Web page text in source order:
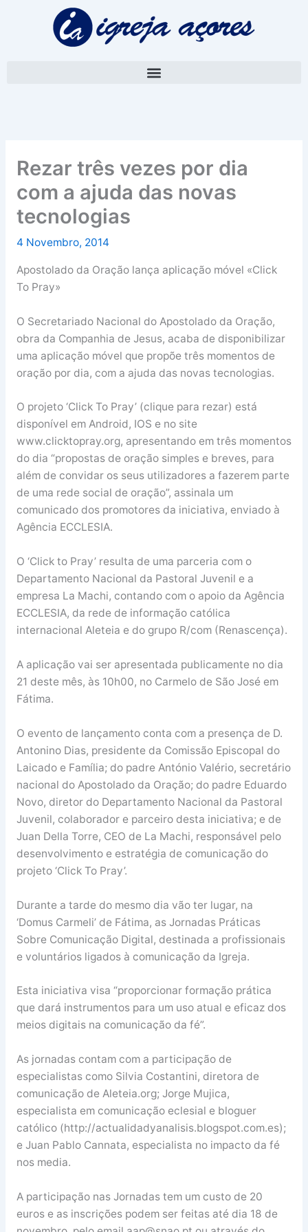
Rezar três vezes por dia
com a ajuda das novas
tecnologias
4 Novembro, 2014
Apostolado da Oração lança aplicação móvel «Click
To Pray»
O Secretariado Nacional do Apostolado da Oração,
obra da Companhia de Jesus, acaba de disponibilizar
uma aplicação móvel que propõe três momentos de
oração por dia, com a ajuda das novas tecnologias.
O projeto ‘Click To Pray’ (clique para rezar) está
disponível em Android, IOS e no site
www.clicktopray.org, apresentando em três momentos
do dia “propostas de oração simples e breves, para
além de convidar os seus utilizadores a fazerem parte
de uma rede social de oração”, assinala um
comunicado dos promotores da iniciativa, enviado à
Agência ECCLESIA.
O ‘Click to Pray’ resulta de uma parceria com o
Departamento Nacional da Pastoral Juvenil e a
empresa La Machi, contando com o apoio da Agência
ECCLESIA, da rede de informação católica
internacional Aleteia e do grupo R/com (Renascença).
A aplicação vai ser apresentada publicamente no dia
21 deste mês, às 10h00, no Carmelo de São José em
Fátima.
O evento de lançamento conta com a presença de D.
Antonino Dias, presidente da Comissão Episcopal do
Laicado e Família; do padre António Valério, secretário
nacional do Apostolado da Oração; do padre Eduardo
Novo, diretor do Departamento Nacional da Pastoral
Juvenil, colaborador e parceiro desta iniciativa; e de
Juan Della Torre, CEO de La Machi, responsável pelo
desenvolvimento e estratégia de comunicação do
projeto ‘Click To Pray’.
Durante a tarde do mesmo dia vão ter lugar, na
‘Domus Carmeli’ de Fátima, as Jornadas Práticas
Sobre Comunicação Digital, destinada a profissionais
e voluntários ligados à comunicação da Igreja.
Esta iniciativa visa “proporcionar formação prática
que dará instrumentos para um uso atual e eficaz dos
meios digitais na comunicação da fé”.
As jornadas contam com a participação de
especialistas como Silvia Costantini, diretora de
comunicação de Aleteia.org; Jorge Mujica,
especialista em comunicação eclesial e bloguer
católico (http://actualidadyanalisis.blogspot.com.es);
e Juan Pablo Cannata, especialista no impacto da fé
nos media.
A participação nas Jornadas tem um custo de 20
euros e as inscrições podem ser feitas até dia 18 de